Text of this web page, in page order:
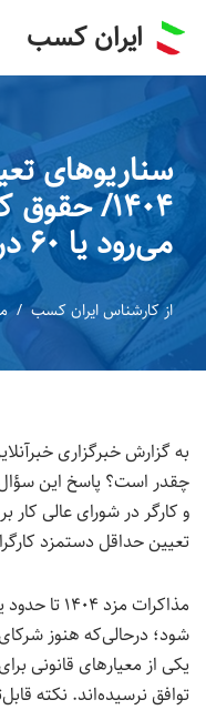
پرش
به
ایران کسب
سناریوهای
می‌رود یا ۶۰ درصد؟
ازکارشناس ایران کسب
به گزارش خبرگزاری
چقدر است؟ پاسخ این سؤال
و کارگر در شورای ‌عالی کار
تعیین حداقل دستمزد
مذاکرات
شود؛ درحالی‌که هنوز
یکی از معیارهای قانونی
توافق نرسیده‌اند. نکته